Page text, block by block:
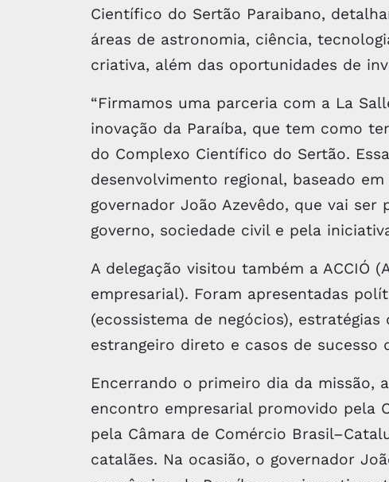
Científico do Sertão Paraibano,
áreas de astronomia, ciência,
criativa, além das oportunidades de
“Firmamos uma parceria com a La
inovação da Paraíba, que tem como
do Complexo Científico do Sertão.
desenvolvimento regional, baseado
governador João Azevêdo, que vai ser
governo, sociedade civil e pela
A delegação visitou também a ACCIÓ
empresarial). Foram apresentadas
(ecossistema de negócios),
estrangeiro direto e casos de sucesso
Encerrando o primeiro dia da missão,
encontro empresarial promovido pela
pela Câmara de Comércio
catalães. Na ocasião, o governador